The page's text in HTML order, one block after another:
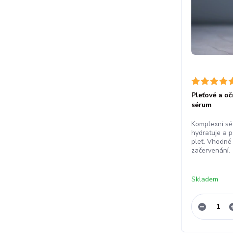
Pleťové a
sérum
Komplexní
hydratuje a
pleť.
začervenání.
Skladem